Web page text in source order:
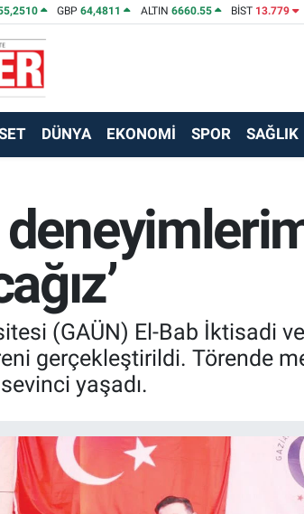
GBP64,4811 ALTIN 6660.55 BİST 13.779
DÜNYA EKONOMİ SPOR SAĞLIK
(GAÜN) El-Bab İktisadi
gerçekleştirildi. Törende
yaşadı.